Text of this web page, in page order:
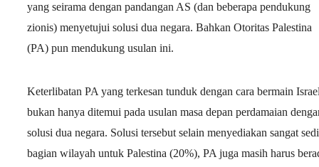
yang seirama dengan pandangan AS (dan beberapa pendukung
zionis) menyetujui solusi dua negara. Bahkan Otoritas Palestina
(PA) pun mendukung usulan ini.
Keterlibatan PA yang terkesan tunduk dengan cara bermain
bukan hanya ditemui pada usulan masa depan perdamaian
solusi dua negara. Solusi tersebut selain menyediakan sangat
bagian wilayah untuk Palestina (20%), PA juga masih harus